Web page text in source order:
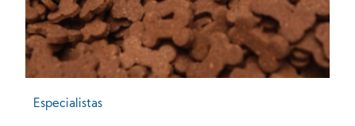
Especialistas